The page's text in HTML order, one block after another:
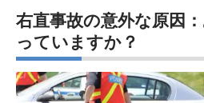
右直事故の意外な原因
っていますか？